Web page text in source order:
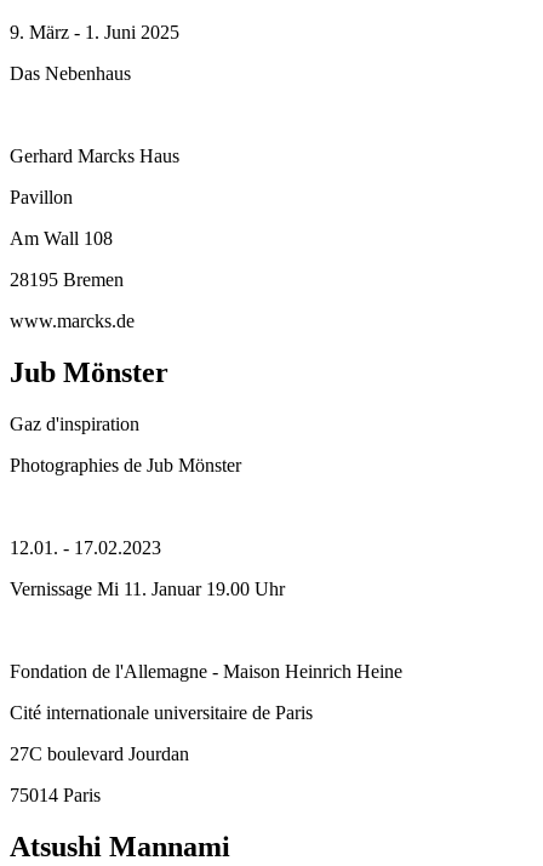
9. März - 1. Juni 2025
Das Nebenhaus
Gerhard Marcks Haus
Pavillon
Am Wall 108
28195 Bremen
www.marcks.de
Jub Mönster
Gaz d'inspiration
Photographies de Jub Mönster
12.01. - 17.02.2023
Vernissage Mi 11. Januar 19.00 Uhr
Fondation de l'Allemagne - Maison Heinrich Heine
Cité internationale universitaire de Paris
27C boulevard Jourdan
75014 Paris
Atsushi Mannami